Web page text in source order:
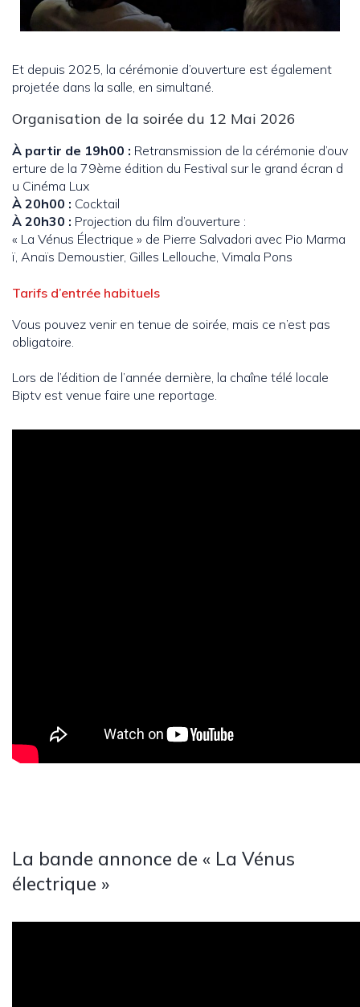
Et depuis 2025, la cérémonie d’ouverture est également
projetée dans la salle, en simultané.
Organisation de la soirée du 12 Mai 2026
À partir de 19h00 : Retransmission de la cérémonie d’ouv
erture de la 79ème édition du Festival sur le grand écran d
u Cinéma Lux
À 20h00 : Cocktail
À 20h30 : Projection du film d’ouverture :
« La Vénus Électrique » de Pierre Salvadori avec Pio Marma
ï, Anaïs Demoustier, Gilles Lellouche, Vimala Pons
Tarifs d’entrée habituels
Vous pouvez venir en tenue de soirée, mais ce n’est pas
obligatoire.
Lors de l’édition de l’année dernière, la chaîne télé locale
Biptv est venue faire une reportage.
La bande annonce de « La Vénus
électrique »